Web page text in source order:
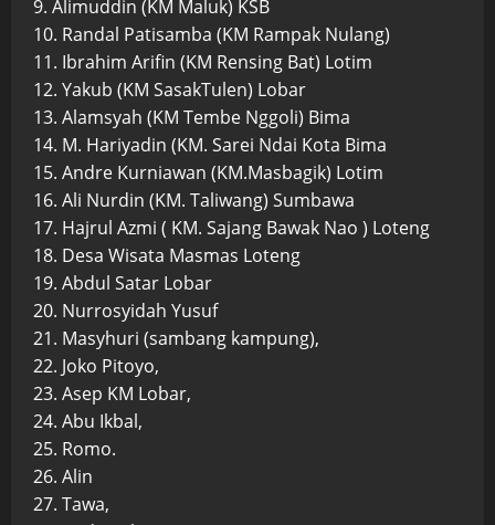
9. Alimuddin (KM Maluk) KSB
10. Randal Patisamba (KM Rampak Nulang)
11. Ibrahim Arifin (KM Rensing Bat) Lotim
12. Yakub (KM SasakTulen) Lobar
13. Alamsyah (KM Tembe Nggoli) Bima
14. M. Hariyadin (KM. Sarei Ndai Kota Bima
15. Andre Kurniawan (KM.Masbagik) Lotim
16. Ali Nurdin (KM. Taliwang) Sumbawa
17. Hajrul Azmi ( KM. Sajang Bawak Nao ) Loteng
18. Desa Wisata Masmas Loteng
19. Abdul Satar Lobar
20. Nurrosyidah Yusuf
21. Masyhuri (sambang kampung),
22. Joko Pitoyo,
23. Asep KM Lobar,
24. Abu Ikbal,
25. Romo.
26. Alin
27. Tawa,